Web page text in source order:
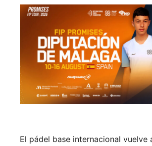
El pádel base internacional vuelve